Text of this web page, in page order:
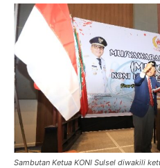
Sambutan Ketua KONI Sulsel diwakili